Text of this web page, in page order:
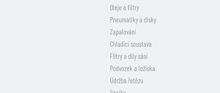
Oleje a filtry
Pneumatiky a disky
Zapalování
Chladicí soustava
Filtry a díly sání
Podvozek a ložiska
Údržba řetězu